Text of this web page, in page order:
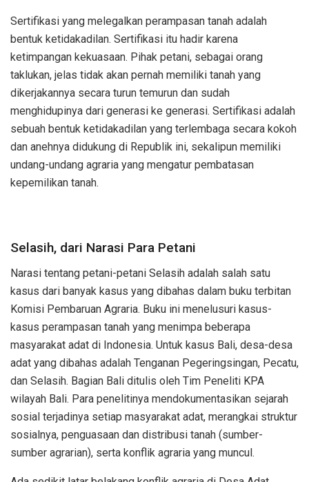
Sertifikasi yang melegalkan perampasan tanah adalah
bentuk ketidakadilan. Sertifikasi itu hadir karena
ketimpangan kekuasaan. Pihak petani, sebagai orang
taklukan, jelas tidak akan pernah memiliki tanah yang
dikerjakannya secara turun temurun dan sudah
menghidupinya dari generasi ke generasi. Sertifikasi adalah
sebuah bentuk ketidakadilan yang terlembaga secara kokoh
dan anehnya didukung di Republik ini, sekalipun memiliki
undang-undang agraria yang mengatur pembatasan
kepemilikan tanah.
Selasih, dari Narasi Para Petani
Narasi tentang petani-petani Selasih adalah salah satu
kasus dari banyak kasus yang dibahas dalam buku terbitan
Komisi Pembaruan Agraria. Buku ini menelusuri kasus-
kasus perampasan tanah yang menimpa beberapa
masyarakat adat di Indonesia. Untuk kasus Bali, desa-desa
adat yang dibahas adalah Tenganan Pegeringsingan, Pecatu,
dan Selasih. Bagian Bali ditulis oleh Tim Peneliti KPA
wilayah Bali. Para penelitinya mendokumentasikan sejarah
sosial terjadinya setiap masyarakat adat, merangkai struktur
sosialnya, penguasaan dan distribusi tanah (sumber-
sumber agrarian), serta konflik agraria yang muncul.